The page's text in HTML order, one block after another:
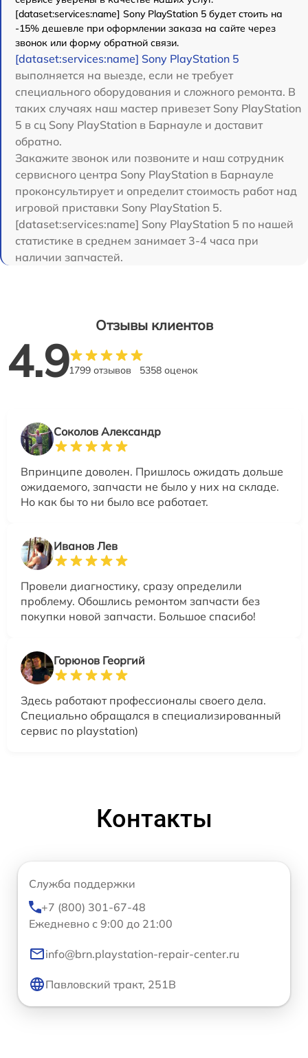
[dataset:services:name] Sony PlayStation 5 будет стоить на
-15% дешевле при оформлении заказа на сайте через
звонок или форму обратной связи.
[dataset:services:name] Sony PlayStation 5
выполняется на выезде, если не требует
специального оборудования и сложного ремонта. В
таких случаях наш мастер привезет Sony PlayStation
5 в сц Sony PlayStation в Барнауле и доставит
обратно.
Закажите звонок или позвоните и наш сотрудник
сервисного центра Sony PlayStation в Барнауле
проконсультирует и определит стоимость работ над
игровой приставки Sony PlayStation 5.
[dataset:services:name] Sony PlayStation 5 по нашей
статистике в среднем занимает 3-4 часа при
наличии запчастей.
Отзывы клиентов
4.91799 отзывов 5358 оценок
Соколов Александр
Впринципе доволен. Пришлось ожидать дольше
ожидаемого, запчасти не было у них на складе.
Но как бы то ни было все работает.
Иванов Лев
Провели диагностику, сразу определили
проблему. Обошлись ремонтом запчасти без
покупки новой запчасти. Большое спасибо!
Горюнов Георгий
Здесь работают профессионалы своего дела.
Специально обращался в специализированный
сервис по playstation)
Контакты
Служба поддержки
+7 (800) 301-67-48
Ежедневно с 9:00 до 21:00
info@brn.playstation-repair-center.ru
Павловский тракт, 251В